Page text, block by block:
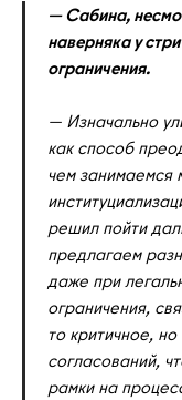
— Сабина,
наверняка у
ограничения.
— Изначально
как способ
чем занимаемся
решил пойти
предлагаем
даже при
ограничения,
то критичное,
согласований,
рамки на